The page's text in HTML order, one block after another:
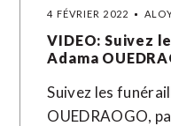
4 FÉVRIER 2022
VIDEO: Suivez
Adama
Suivez les
OUEDRAOGO,